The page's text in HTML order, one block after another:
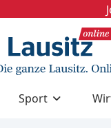
Sport